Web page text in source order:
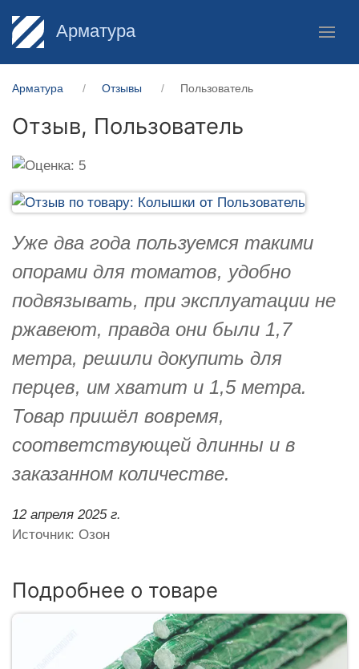
Арматура
Арматура Отзывы Пользователь
Отзыв, Пользователь
Уже два года пользуемся такими
опорами для томатов, удобно
подвязывать, при эксплуатации не
ржавеют, правда они были 1,7
метра, решили докупить для
перцев, им хватит и 1,5 метра.
Товар пришёл вовремя,
соответствующей длинны и в
заказанном количестве.
12 апреля 2025 г.
Источник: Озон
Подробнее о товаре